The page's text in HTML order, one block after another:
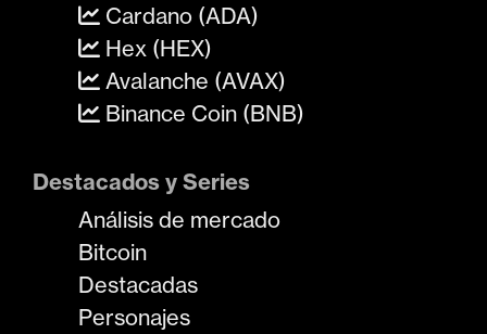
Cardano (ADA)
Hex (HEX)
Avalanche (AVAX)
Binance Coin (BNB)
Destacados y Series
Análisis de mercado
Bitcoin
Destacadas
Personajes